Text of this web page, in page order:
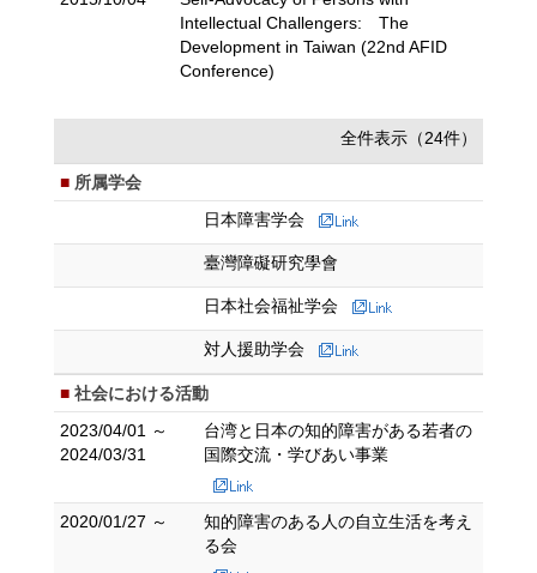
Intellectual Challengers: The
Development in Taiwan (22nd AFID
Conference)
全件表示（24件）
所属学会
日本障害学会
臺灣障礙研究學會
日本社会福祉学会
対人援助学会
社会における活動
2023/04/01 ～
2024/03/31
台湾と日本の知的障害がある若者の
国際交流・学びあい事業
2020/01/27 ～
知的障害のある人の自立生活を考え
る会